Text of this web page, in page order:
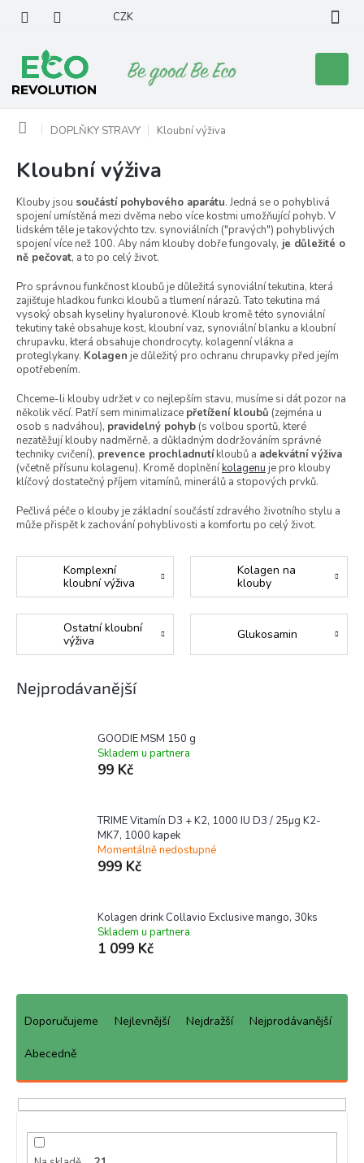
obsah
CZK
košík
Domů DOPLŇKY STRAVY Kloubní výživa
Kloubní výživa
Klouby jsou součástí pohybového aparátu. Jedná se o pohyblivá
spojení umístěná mezi dvěma nebo více kostmi umožňující pohyb. V
lidském těle je takovýchto tzv. synoviálních ("pravých") pohyblivých
spojení více než 100. Aby nám klouby dobře fungovaly, je důležité o
ně pečovat, a to po celý život.
Pro správnou funkčnost kloubů je důležitá synoviální tekutina, která
zajišťuje hladkou funkci kloubů a tlumení nárazů. Tato tekutina má
vysoký obsah kyseliny hyaluronové. Kloub kromě této synoviální
tekutiny také obsahuje kost, kloubní vaz, synoviální blanku a kloubní
chrupavku, která obsahuje chondrocyty, kolagenní vlákna a
proteglykany. Kolagen je důležitý pro ochranu chrupavky před jejím
opotřebením.
Chceme-li klouby udržet v co nejlepším stavu, musíme si dát pozor na
několik věcí. Patří sem minimalizace přetížení kloubů (zejména u
osob s nadváhou), pravidelný pohyb (s volbou sportů, které
nezatěžují klouby nadměrně, a důkladným dodržováním správné
techniky cvičení), prevence prochladnutíkloubů a adekvátní výživa
(včetně přísunu kolagenu). Kromě doplněníkolagenu je pro klouby
klíčový dostatečný příjem vitamínů, minerálů a stopových prvků.
Pečlivá péče o klouby je základní součástí zdravého životního stylu a
může přispět k zachování pohyblivosti a komfortu po celý život.
Komplexní
kloubní výživa
Kolagen na
klouby
Ostatní kloubní
výživa
Glukosamin
Nejprodávanější
GOODIE MSM 150 g
Skladem u partnera
99 Kč
TRIME Vitamín D3 + K2, 1000 IU D3 / 25µg K2-
MK7, 1000 kapek
Momentálně nedostupné
999 Kč
Kolagen drink Collavio Exclusive mango, 30ks
Skladem u partnera
1 099 Kč
Ř
p
Doporučujeme Nejlevnější Nejdražší Nejprodávanější
Abecedně